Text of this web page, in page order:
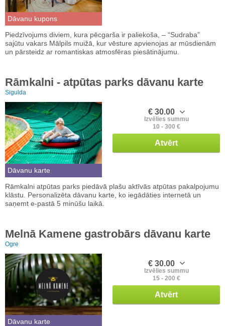
Dāvanu kupons
Piedzīvojums diviem, kura pēcgarša ir paliekoša, – “Sudraba”
sajūtu vakars Mālpils muižā, kur vēsture apvienojas ar mūsdienām
un pārsteidz ar romantiskas atmosfēras piesātinājumu.
Rāmkalni - atpūtas parks dāvanu karte
Sigulda
Dāvanu karte
€ 30.00
Izvēlies summu
10 - 300 €
Atvērt
Rāmkalni atpūtas parks piedāvā plašu aktīvās atpūtas pakalpojumu
klāstu. Personalizēta dāvanu karte, ko iegādāties internetā un
saņemt e-pastā 5 minūšu laikā.
Melnā Kamene gastrobārs dāvanu karte
Ogre
Dāvanu karte
€ 30.00
Izvēlies summu
15 - 200 €
Atvērt